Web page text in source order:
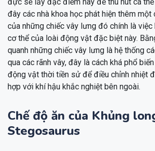
đây các nhà khoa học phát hiện thêm
của những chiếc vây lưng đó chính là
cơ thể của loài động vật đặc biệt này.
quanh những chiếc vây lưng là hệ thống
qua các rãnh vây, đây là cách khá phổ
động vật thời tiền sử để điều chỉnh nhiệt
hợp với khí hậu khắc nghiệt bên ngoài.
Chế độ ăn của Khủng
Stegosaurus